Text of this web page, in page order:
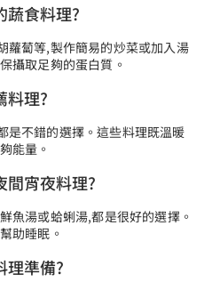
蔬食料理?
蘿蔔等,製作簡易的炒菜或加入湯
攝取足夠的蛋白質。
料理?
是不錯的選擇。這些料理既溫暖
能量。
間宵夜料理?
魚湯或蛤蜊湯,都是很好的選擇。
助睡眠。
理準備?